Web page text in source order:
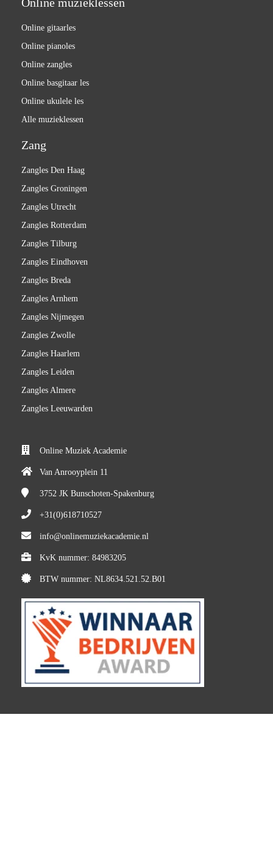
Online gitaarles
Online pianoles
Online zangles
Online basgitaar les
Online ukulele les
Alle muzieklessen
Zang
Zangles Den Haag
Zangles Groningen
Zangles Utrecht
Zangles Rotterdam
Zangles Tilburg
Zangles Eindhoven
Zangles Breda
Zangles Arnhem
Zangles Nijmegen
Zangles Zwolle
Zangles Haarlem
Zangles Leiden
Zangles Almere
Zangles Leeuwarden
Online Muziek Academie
Van Anrooyplein 11
3752 JK Bunschoten-Spakenburg
+31(0)618710527
info@onlinemuziekacademie.nl
KvK nummer: 84983205
BTW nummer: NL8634.521.52.B01